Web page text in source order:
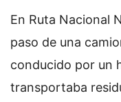
En Ruta Nacional
paso de una
conducido por un
transportaba